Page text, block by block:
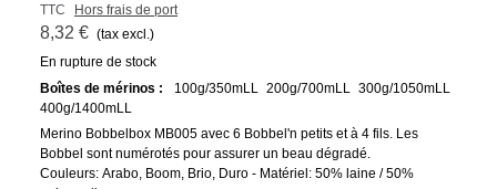
TTC Hors frais de port
8,32 € (tax excl.)
En rupture de stock
Boîtes de mérinos :
100g/350mLL 200g/700mLL
300g/1050mLL
400g/1400mLL
Merino Bobbelbox MB005 avec 6 Bobbel'n petits et à 4 fils. Les
Bobbel sont numérotés pour assurer un beau dégradé.
Couleurs: Arabo, Boom, Brio, Duro - Matériel: 50% laine / 50%